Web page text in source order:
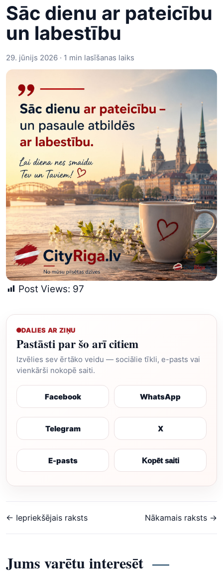
Sāc dienu ar pateicību
un labestību
29. jūnijs 2026 · 1 min lasīšanas laiks
Post Views: 97
DALIES AR ZIŅU
Pastāsti par šo arī citiem
Izvēlies sev ērtāko veidu — sociālie tīkli, e-pasts vai
vienkārši nokopē saiti.
Facebook WhatsApp
Telegram X
E-pasts Kopēt saiti
← Iepriekšējais raksts Nākamais raksts →
Jums varētu interesēt